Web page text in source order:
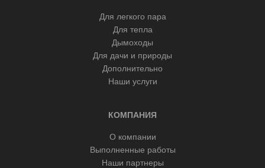
Для легкого пара
Для тепла
Дымоходы
Для дачи и природы
Дополнительно
Наши услуги
КОМПАНИЯ
О компании
Выполненные работы
Наши партнеры